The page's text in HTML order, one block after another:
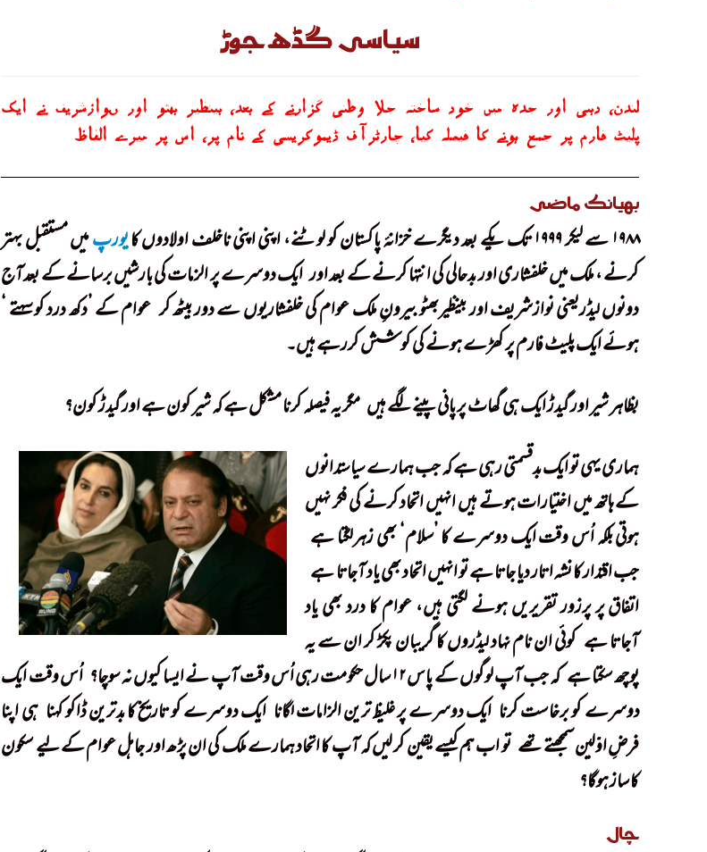
سیاسی گڈھ جوڑ
لندن، دبئی اور جدہ میں خود ساختہ جلا وطنی گزارنے کے بعد، بینظیر بھٹو اور ںوازشریف نے ایک
پلیٹ فارم پر جمع ہونے کا فیصلہ کیا، چارٹرآف ڈیموکریسی کے نام پر، اس پر میرے الفاظ
بھیانک ماضی
۱۹۸۸ سے لیکر ۱۹۹۹ تک یکے بعد دیگرے خزانۂ پاکستان کو لوٹنے، اپنی اپنی ناخلف اولادوں کا یورپمیں مستقبل بہتر
کرنے ، ملک میں خلفشاری اور بدحالی کی انتہا کرنے کے بعد اور!ایک دوسرے پر الزمات کی بارشیں برسانے کے بعدآج
دونوں لیڈریعنی نوازشریف اور بینظیربھٹو بیرونِ ملک عوام کی خلفشاریوں سے دور بیٹھ کر!عوام کے ’دکھ درد کو سہتے ‘
ہوئے ایک پلیٹ فارم پر کھڑے ہونے کی کوشش کررہے ہیں۔
بظاہر شیر اور گیدڑ ایک ہی گھاٹ پر پانی پینے لگے ہیںمگر یہ فیصلہ کرنا مشکل ہے کہ شیر کون ہے اور گیدڑ کون؟
ہماری یہی تو ایک بدقسمتی رہی ہے کہ جب ہمارے سیاستدانوں
کے ہاتھ میں اختیارات ہوتے ہیں انہیں اتحاد کرنے کی فکر نہیں
ہوتی بلکہ اُس وقت ایک دوسرے کا ’سلام‘ بھی زہرلگتا ہے
جب اقتدار کا نشہ اتار دیا جاتا ہے تو انہیں اتحاد بھی یاد آجاتا ہے
اتفاق پر پرزور تقریریں ہونے لگتی ہیں، عوام کا درد بھی یاد
آجاتا ہے کوئی ان نام نہاد لیڈروں کا گریبان پکڑ کر ان سے یہ
پوچھ سکتا ہے!کہ جب آپ لوگوں کے پاس ۱۲ سال حکومت رہی اُس وقت آپ نے ایسا کیوں نہ سوچا؟ !اُس وقت ایک
دوسرے کو برخاست کرنا ایک دوسرے پر غلیظ ترین الزامات لگانا ایک دوسرے کو تاریخ کا بدترین ڈاکو کہنا ہی اپنا
فرضِ اوّلین سمجھتے تھےتو اب ہم کیسے یقین کر لیں کہ آپ کا اتحاد ہمارے ملک کی ان پڑھ اور جاہل عوام کے لیے سکون
کا ساز ہوگا؟
چال